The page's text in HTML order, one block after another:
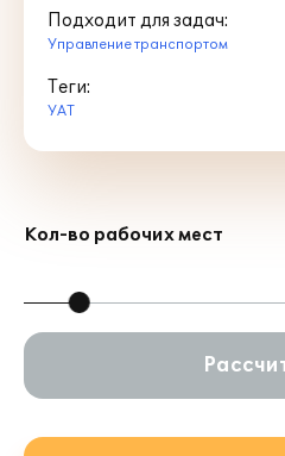
Подходит для задач:
Управление транспортом
Теги:
УАТ
Кол-во рабочих мест